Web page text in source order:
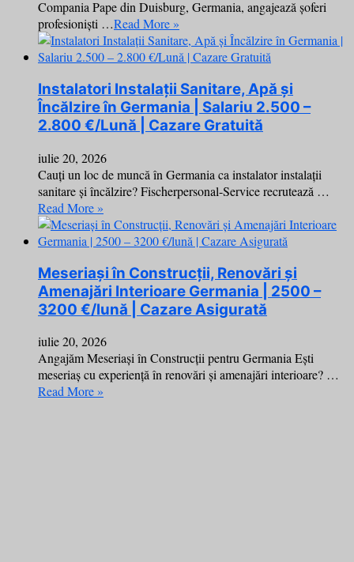
Compania Pape din Duisburg, Germania, angajează șoferi
profesioniști …Read More »
Instalatori Instalații Sanitare, Apă și
Încălzire în Germania | Salariu 2.500 –
2.800 €/Lună | Cazare Gratuită
iulie 20, 2026
Cauți un loc de muncă în Germania ca instalator instalații
sanitare și încălzire? Fischerpersonal-Service recrutează …
Read More »
Meseriași în Construcții, Renovări și
Amenajări Interioare Germania | 2500 –
3200 €/lună | Cazare Asigurată
iulie 20, 2026
Angajăm Meseriași în Construcții pentru Germania Ești
meseriaș cu experiență în renovări și amenajări interioare? …
Read More »